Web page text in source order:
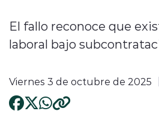
El fallo reconoce que
laboral bajo
Viernes 3 de octubre de 2025